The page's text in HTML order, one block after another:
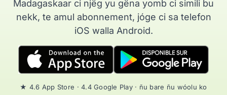
Madagaskaar ci njëg yu gëna yomb ci simili bu
nekk, te amul abonnement, jóge ci sa telefon
iOS walla Android.
★ 4.6 App Store · 4.4 Google Play · ñu bare ñu wóolu ko